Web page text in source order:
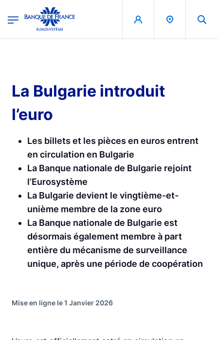
Banque de France - Menu Principal
La Bulgarie introduit
l’euro
Les billets et les pièces en euros entrent
en circulation en Bulgarie
La Banque nationale de Bulgarie rejoint
l’Eurosystème
La Bulgarie devient le vingtième-et-
unième membre de la zone euro
La Banque nationale de Bulgarie est
désormais également membre à part
entière du mécanisme de surveillance
unique, après une période de coopération
Mise en ligne le 1 Janvier 2026